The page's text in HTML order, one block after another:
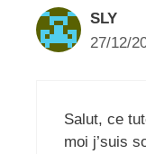
SLY
27/12/
Salut, ce
moi j’suis